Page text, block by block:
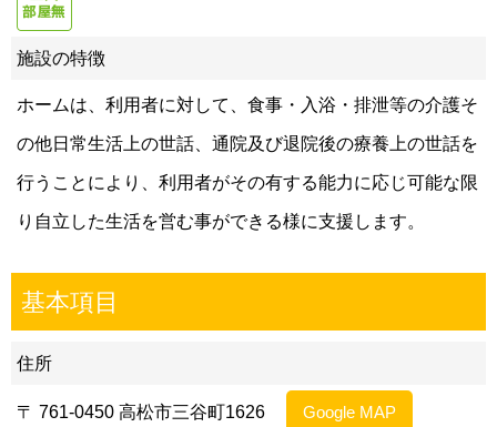
施設の特徴
ホームは、利用者に対して、食事・入浴・排泄等の介護そ
の他日常生活上の世話、通院及び退院後の療養上の世話を
行うことにより、利用者がその有する能力に応じ可能な限
り自立した生活を営む事ができる様に支援します。
基本項目
住所
〒 761-0450 高松市三谷町1626 Google MAP